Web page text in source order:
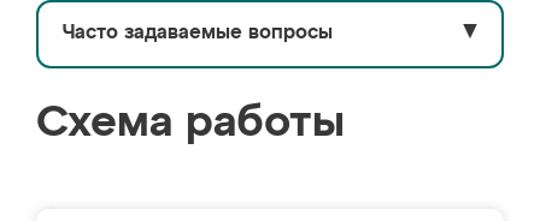
Часто задаваемые вопросы ▼
Схема работы